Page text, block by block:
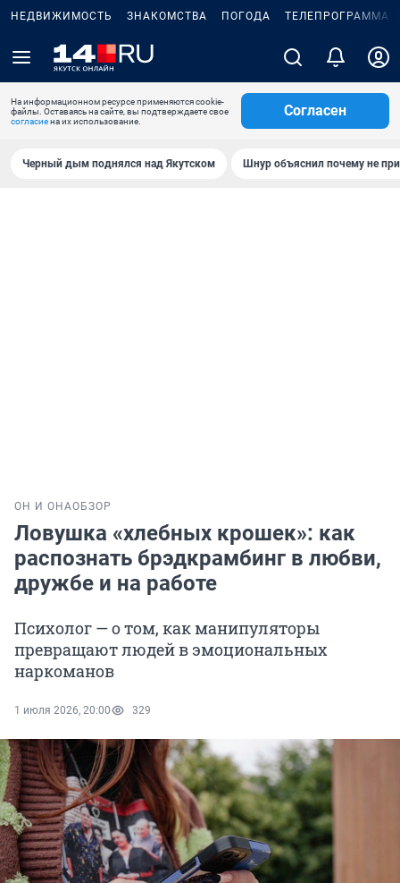
НЕДВИЖИМОСТЬ ЗНАКОМСТВА ПОГОДА ТЕЛЕПРОГРАММА
На информационном ресурсе применяются cookie-
файлы. Оставаясь на сайте, вы подтверждаете свое
согласиена их использование.
Согласен
Черный дым поднялся над Якутском Шнур объяснил почему не
ОН И ОНАОБЗОР
Ловушка «хлебных крошек»: как
распознать брэдкрамбинг в любви,
дружбе и на работе
Психолог — о том, как манипуляторы
превращают людей в эмоциональных
наркоманов
1 июля 2026, 20:00 329